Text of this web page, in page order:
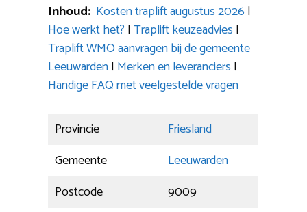
Inhoud: Kosten traplift augustus 2026 |
Hoe werkt het? |Traplift keuzeadvies |
Traplift WMO aanvragen bij de gemeente
Leeuwarden| Merken en leveranciers |
Handige FAQ met veelgestelde vragen
Provincie
Friesland
Gemeente
Leeuwarden
Postcode
9009